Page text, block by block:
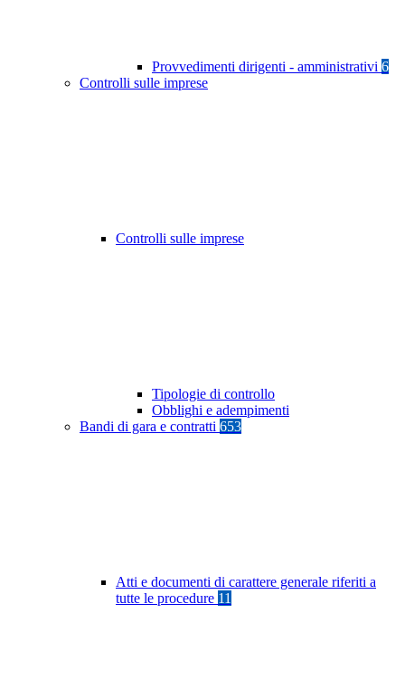
Provvedimenti dirigenti - amministrativi 6
Controlli sulle imprese
Controlli sulle imprese
Tipologie di controllo
Obblighi e adempimenti
Bandi di gara e contratti 653
Atti e documenti di carattere generale riferiti a
tutte le procedure 11